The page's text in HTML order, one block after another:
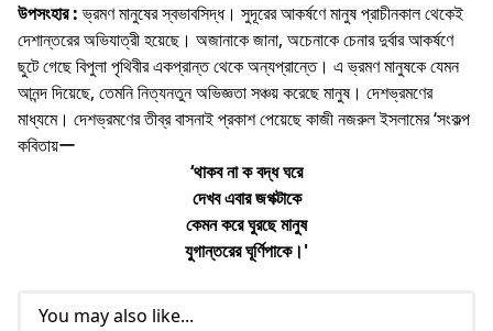
উপসংহার :ভ্রমণ মানুষের স্বভাবসিদ্ধ। সুদূরের আকর্ষণে মানুষ প্রাচীনকাল থেকেই
দেশান্তরের অভিযাত্রী হয়েছে। অজানাকে জানা, অচেনাকে চেনার দুর্বার আকর্ষণে
ছুটে গেছে বিপুলা পৃথিবীর একপ্রান্ত থেকে অন্যপ্রান্তে। এ ভ্রমণ মানুষকে যেমন
আনন্দ দিয়েছে, তেমনি নিত্যনতুন অভিজ্ঞতা সঞ্চয় করেছে মানুষ। দেশভ্রমণের
মাধ্যমে। দেশভ্রমণের তীব্র বাসনাই প্রকাশ পেয়েছে কাজী নজরুল ইসলামের ‘সংকল্প
কবিতায়ー
‘থাকব না ক বদ্ধ ঘরে
দেখব এবার জগক্টাকে
কেমন করে ঘুরছে মানুষ
যুগান্তরের ঘূর্ণিপাকে।'
You may also like...